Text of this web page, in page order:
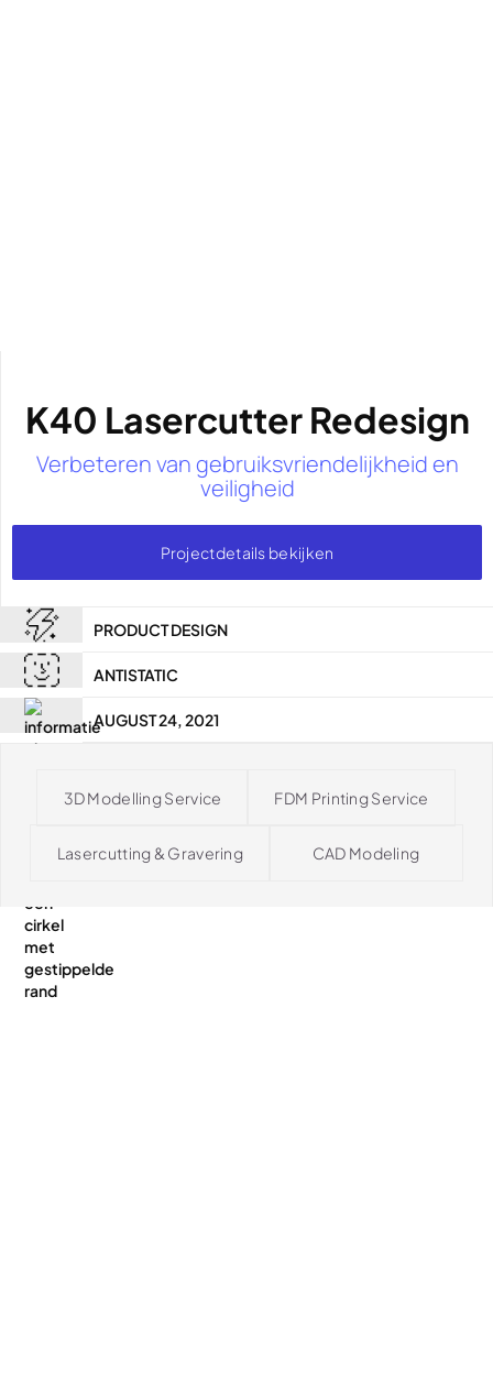
K40 Lasercutter Redesign
Verbeteren van gebruiksvriendelijkheid en
veiligheid
Projectdetails bekijken
PRODUCT DESIGN
ANTISTATIC
AUGUST 24, 2021
3D Modelling Service FDM Printing Service
Lasercutting & Gravering CAD Modeling